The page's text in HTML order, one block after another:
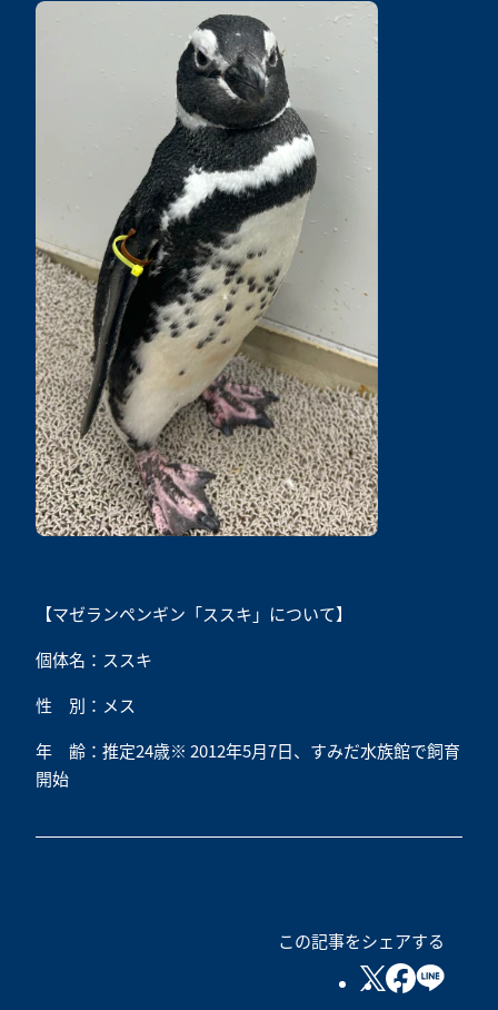
【マゼランペンギン「ススキ」について】
個体名：ススキ
性 別：メス
年 齢：推定24歳※ 2012年5月7日、すみだ水族館で飼育
開始
この記事をシェアする